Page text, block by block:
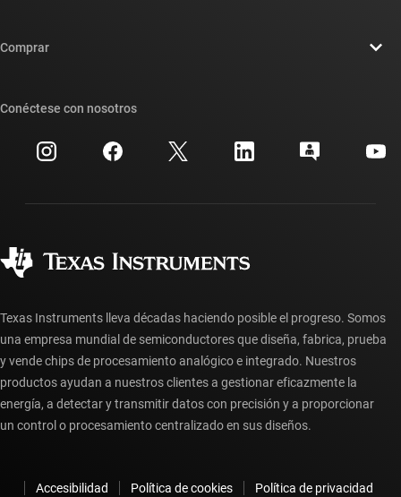
Sala de redacción
Relaciones con los inversionistas
Fabricación
Búsqueda de referencias cruzadas
Centro de atención al cliente
Preguntas frecuentes sobre la cuenta myTI
Comprar
Preguntas frecuentes sobre pedidos
Conéctese con nosotros
Texas Instruments lleva décadas haciendo posible el progreso. Somos
una empresa mundial de semiconductores que diseña, fabrica, prueba
y vende chips de procesamiento analógico e integrado. Nuestros
productos ayudan a nuestros clientes a gestionar eficazmente la
energía, a detectar y transmitir datos con precisión y a proporcionar
un control o procesamiento centralizado en sus diseños.
Accesibilidad Política de cookies
Política de privacidad